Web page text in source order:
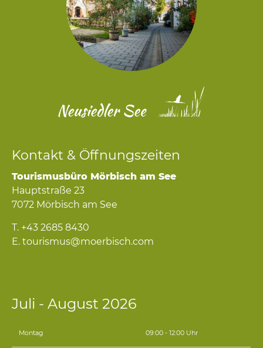
Kontakt & Öffnungszeiten
Tourismusbüro Mörbisch am See
Hauptstraße 23
7072 Mörbisch am See
T. +43 2685 8430
E. tourismus@moerbisch.com
Juli - August 2026
Montag 09:00 - 12:00 Uhr